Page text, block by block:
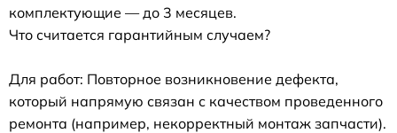
комплектующие — до 3 месяцев.
Что считается гарантийным случаем?
Для работ: Повторное возникновение дефекта,
который напрямую связан с качеством проведенного
ремонта (например, некорректный монтаж запчасти).